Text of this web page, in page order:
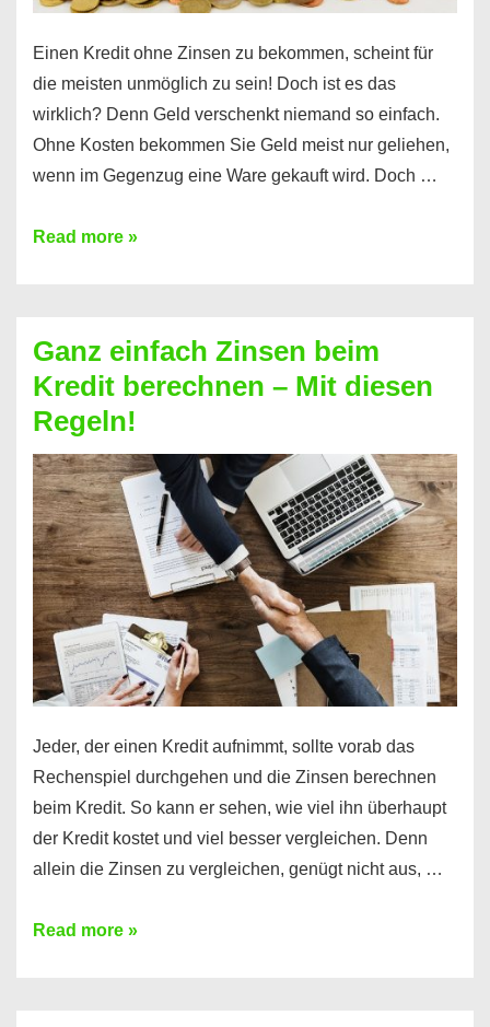
Einen Kredit ohne Zinsen zu bekommen, scheint für
die meisten unmöglich zu sein! Doch ist es das
wirklich? Denn Geld verschenkt niemand so einfach.
Ohne Kosten bekommen Sie Geld meist nur geliehen,
wenn im Gegenzug eine Ware gekauft wird. Doch …
Einen
bekommen?
So
ist
es
möglich!
Read more »
Ganz einfach Zinsen beim
Kredit berechnen – Mit diesen
Regeln!
Jeder, der einen Kredit aufnimmt, sollte vorab das
Rechenspiel durchgehen und die Zinsen berechnen
beim Kredit. So kann er sehen, wie viel ihn überhaupt
der Kredit kostet und viel besser vergleichen. Denn
allein die Zinsen zu vergleichen, genügt nicht aus, …
Ganz
Read more »